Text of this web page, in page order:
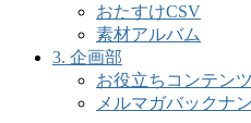
おたすけCSV
素材アルバム
3. 企画部
お役立ちコンテン
メルマガバックナ